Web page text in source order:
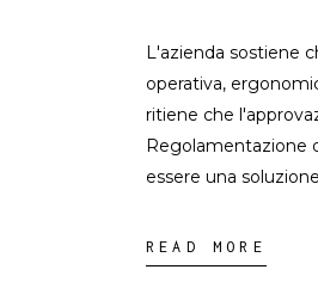
L'azienda sostiene
operativa,
ritiene che
Regolamentazione
essere una
READ MORE